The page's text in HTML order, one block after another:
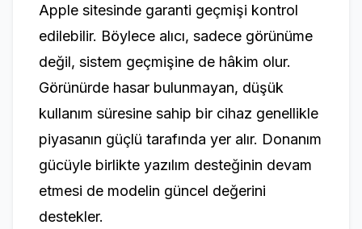
Apple sitesinde garanti geçmişi kontrol
edilebilir. Böylece alıcı, sadece görünüme
değil, sistem geçmişine de hâkim olur.
Görünürde hasar bulunmayan, düşük
kullanım süresine sahip bir cihaz genellikle
piyasanın güçlü tarafında yer alır. Donanım
gücüyle birlikte yazılım desteğinin devam
etmesi de modelin güncel değerini
destekler.